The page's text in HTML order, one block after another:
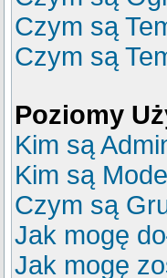
Czym są
Czym są
Poziomy
Kim są
Kim są
Czym są
Jak mogę
Jak mogę